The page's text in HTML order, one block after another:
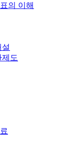
의 이해
도